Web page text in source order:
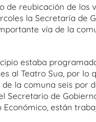
de reubicación de los
la Secretaría de
vía de la
estaba
al Teatro Sua, por
la comuna seis por
Secretario de
están